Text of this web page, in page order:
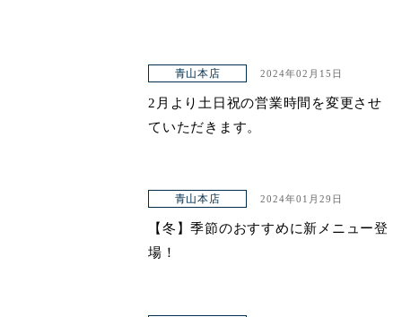
青山本店 2024年02月15日
2月より土日祝の営業時間を変更させ
ていただきます。
青山本店 2024年01月29日
【冬】季節のおすすめに新メニュー登
場！